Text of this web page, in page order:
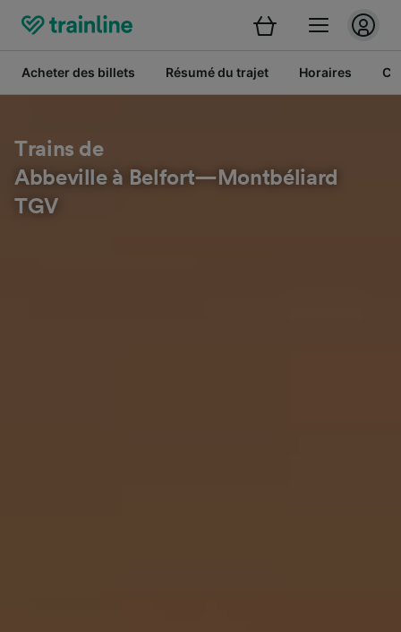
Acheter des billets Résumé du trajet Horaires
Trains de
Abbeville à Belfort—Montbéliard
TGV